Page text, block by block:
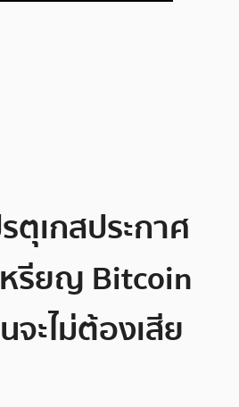
ตุเกสประกาศ​
รียญ Bitcoin
จะไม่ต้องเสีย